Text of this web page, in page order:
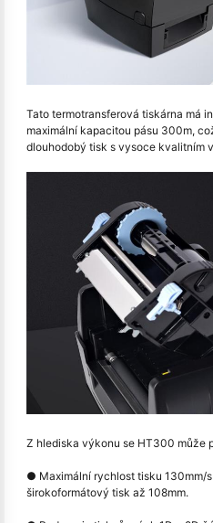
Tato termotransferová tiskárna má
maximální kapacitou pásu 300m,
dlouhodobý tisk s vysoce kvalitním
Z hlediska výkonu se HT300 může
● Maximální rychlost tisku 130mm/
širokoformátový tisk až 108mm.